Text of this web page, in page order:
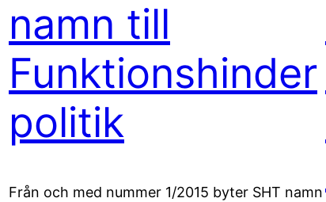
namn till
Funktionshinder
politik
Från och med nummer 1/2015 byter SHT namn